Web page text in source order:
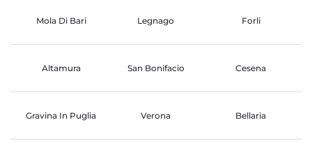
Mola Di Bari Legnago Forli
Altamura San Bonifacio Cesena
Gravina In Puglia Verona Bellaria